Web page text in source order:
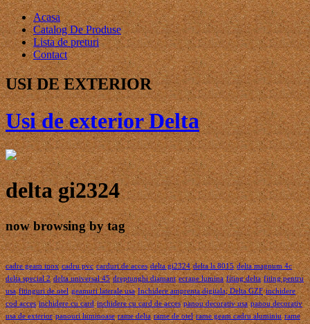
Acasa
Catalog De Produse
Lista de preturi
Contact
USI DE EXTERIOR
Usi de exterior Delta
delta gi2324
now browsing by tag
cadre geam inox cadru pvc carduri de acces delta gi2324 delta ls 8015 delta magnum 4c
delta special 2 delta universal 45 dreptunghi diamant ecrane lumina fiting delta fiting pentru
usa fitinguri de otel geamuri laterale usa Inchidere amprenta digitala; Delta GZF inchidere
cod acces inchidere cu card inchidere cu card de acces panou decorativ usa panou decorativ
usa de exterior panouri luminoase rame delta rame de otel rame geam cadru aluminiu rame